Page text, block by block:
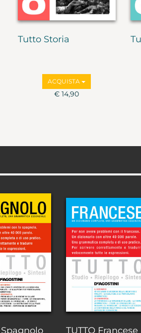
Tutto Storia
ACQUISTA
€ 14,90
Spagnolo TUTTO Francese